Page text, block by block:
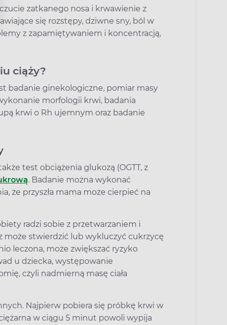
zatkanego nosa i krwawienie z
się rozstępy, dziwne sny, ból w
z zapamiętywaniem i koncentracją,
ciąży?
badanie ginekologiczne, pomiar masy
morfologii krwi, badania
krwi o Rh ujemnym oraz badanie
test obciążenia glukozą (OGTT, z
. Badanie można wykonać
że przyszła mama może cierpieć na
radzi sobie z przetwarzaniem i
może stwierdzić lub wykluczyć cukrzycę
leczona, może zwiększać ryzyko
u dziecka, występowanie
czyli nadmierną masę ciała
Najpierw pobiera się próbkę krwi w
w ciągu 5 minut powoli wypija